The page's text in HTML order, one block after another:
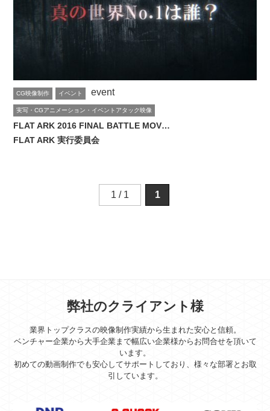
CG映像制作 イベント event
実写・CGアニメーション・イベントアタック映像
FLAT ARK 2016 FINAL BATTLE MOV…
FLAT ARK 実行委員会
1 / 1 1
弊社のクライアント様
業界トップクラスの映像制作実績から生まれた安心と信頼。
ベンチャー企業から大手企業まで幅広い企業様からお問合せを頂いて
います。
初めての動画制作でも安心してサポートしており、様々な部署とお取
引しています。